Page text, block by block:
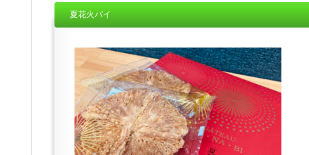
夏花火パイ